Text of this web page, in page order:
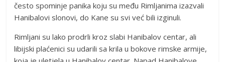
često spominje panika koju su među Rimljanima izazvali
Hanibalovi slonovi, do Kane su svi već bili izginuli.
Rimljani su lako prodrli kroz slabi Hanibalov centar, ali
libijski plaćenici su udarili sa krila u bokove rimske armije,